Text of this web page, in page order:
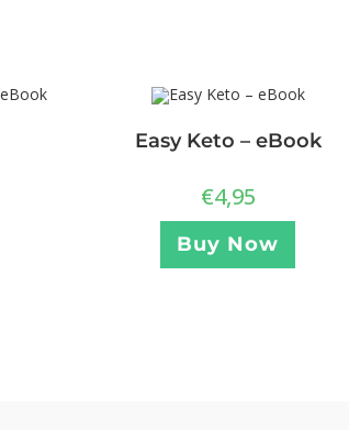
Easy Keto – eBook
€4,95
Buy Now